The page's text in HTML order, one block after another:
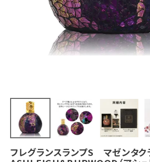
フレグランスランプS マゼンタク